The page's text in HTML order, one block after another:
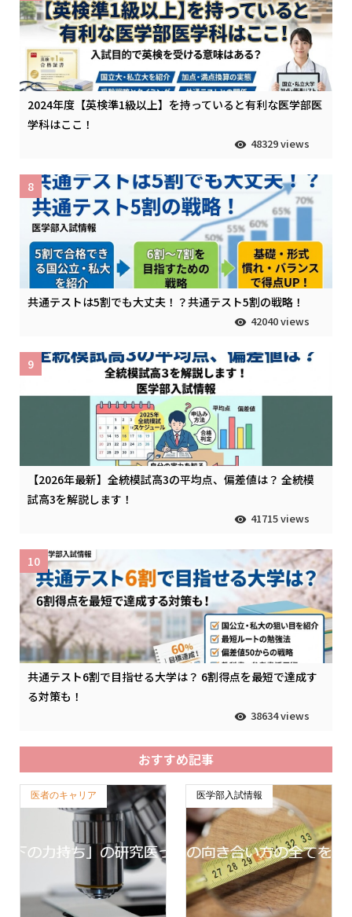
2024年度【英検準1級以上】を持っていると有利な医学部医
学科はここ！
48329 views
共通テストは5割でも大丈夫！？共通テスト5割の戦略！
42040 views
8
【2026年最新】全統模試高3の平均点、偏差値は？ 全統模
試高3を解説します！
41715 views
9
共通テスト6割で目指せる大学は？ 6割得点を最短で達成す
る対策も！
38634 views
10
おすすめ記事
医者のキャリア 医学部入試情報